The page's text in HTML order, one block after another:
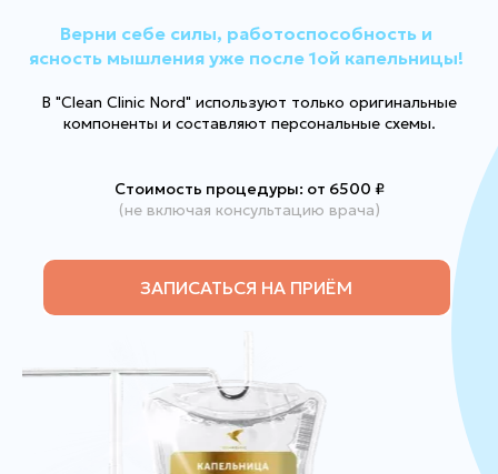
Верни себе силы, работоспособность и
ясность мышления уже после 1ой капельницы!
В "Clean Clinic Nord" используют только оригинальные
компоненты и составляют персональные схемы.
Стоимость процедуры: от 6500 ₽
(не включая консультацию врача)
ЗАПИСАТЬСЯ НА ПРИЁМ